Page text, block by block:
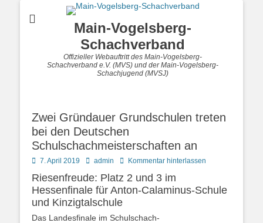
Main-Vogelsberg-
Schachverband
Offizieller Webauftritt des Main-Vogelsberg-
Schachverband e.V. (MVS) und der Main-Vogelsberg-
Schachjugend (MVSJ)
Zwei Gründauer Grundschulen treten
bei den Deutschen
Schulschachmeisterschaften an
Posted
7. April 2019 Autoradmin Kommentar hinterlassen
Riesenfreude: Platz 2 und 3 im
Hessenfinale für Anton-Calaminus-Schule
und Kinzigtalschule
Das Landesfinale im Schulschach-